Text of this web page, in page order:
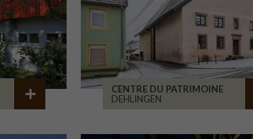
CENTRE DU PATRIMOINE
DEHLINGEN